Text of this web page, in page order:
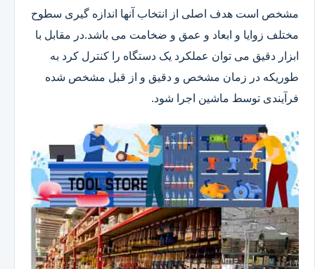
مشخص است هدف اصلی از انتخاب آنها اندازه گیری سطوح
مختلف زوایا و ابعاد و عمق و ضخامت می باشد.در مقابل با
ابزار دقیق می توان عملکرد یک دستگاه را کنترل کرد به
طوریکه در زمان مشخص و دقیق و از قبل مشخص شده
فرآیندی توسط ماشین اجرا شود.